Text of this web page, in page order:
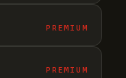
PREMIUM
PREMIUM